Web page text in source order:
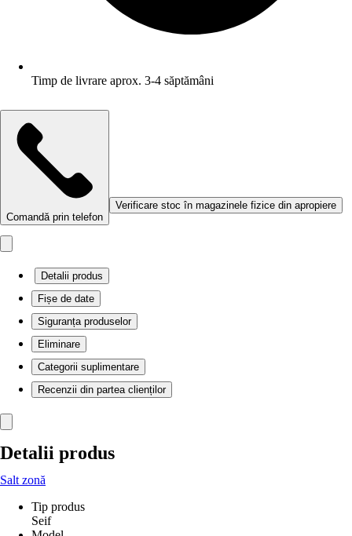
Timp de livrare aprox. 3-4 săptămâni
Comandă prin telefon
Verificare stoc în magazinele fizice din apropiere
Detalii produs
Fișe de date
Siguranța produselor
Eliminare
Categorii suplimentare
Recenzii din partea clienților
Detalii produs
Salt zonă
Tip produs
Seif